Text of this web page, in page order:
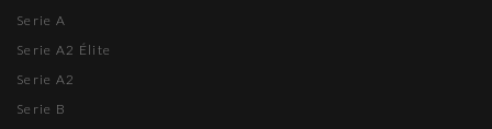
Serie A
Serie A2 Élite
Serie A2
Serie B